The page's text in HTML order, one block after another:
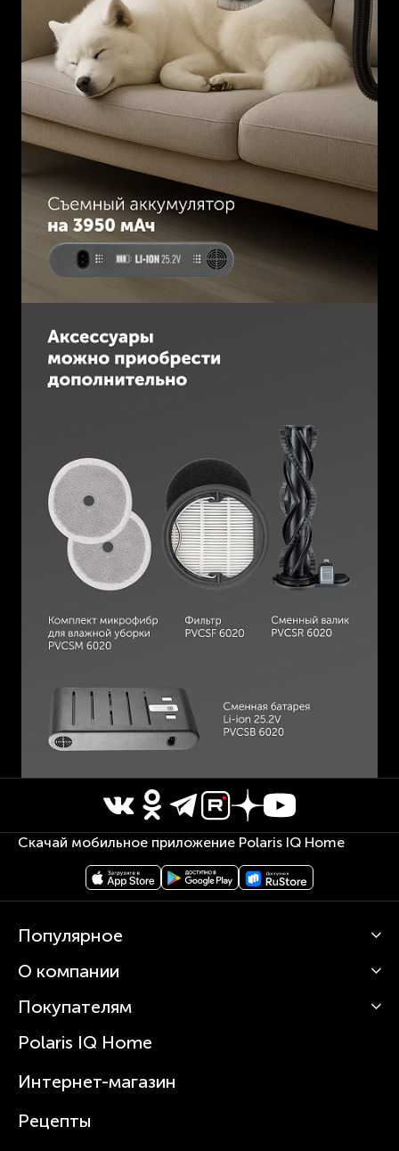
Скачай мобильное приложение Polaris IQ Home
Популярное
Кофемашины
Вертикальные пылесосы
Зубные щетки и ирригаторы
Увлажнители
Посуда
О компании
О Polaris
Статьи
Покупателям
Сервисные центры
Где купить
Polaris IQ Home
Интернет-магазин
Рецепты